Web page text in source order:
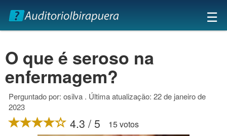
×
☰
O que é seroso na
enfermagem?
Perguntado por: osilva . Última atualização: 22 de janeiro de
2023
4.3 / 5 15 votos